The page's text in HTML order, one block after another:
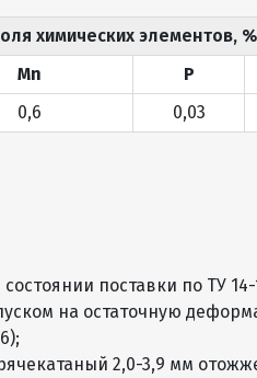
химических элементов, %
Mn P
0,6 0,03
поставки по ТУ 14-
на остаточную
2,0-3,9 мм